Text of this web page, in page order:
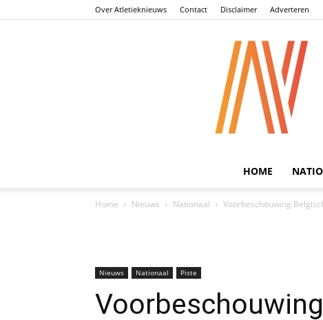
Over Atletieknieuws Contact Disclaimer Adverteren
HOME
Home Nieuws Nationaal Voorbeschouwing
Nieuws Nationaal Piste